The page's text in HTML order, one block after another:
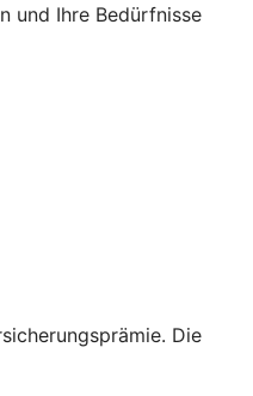
und Ihre Bedürfnisse
Die